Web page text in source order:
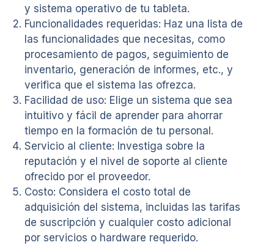
y sistema operativo de tu tableta.
Funcionalidades requeridas: Haz una lista de
las funcionalidades que necesitas, como
procesamiento de pagos, seguimiento de
inventario, generación de informes, etc., y
verifica que el sistema las ofrezca.
Facilidad de uso: Elige un sistema que sea
intuitivo y fácil de aprender para ahorrar
tiempo en la formación de tu personal.
Servicio al cliente: Investiga sobre la
reputación y el nivel de soporte al cliente
ofrecido por el proveedor.
Costo: Considera el costo total de
adquisición del sistema, incluidas las tarifas
de suscripción y cualquier costo adicional
por servicios o hardware requerido.